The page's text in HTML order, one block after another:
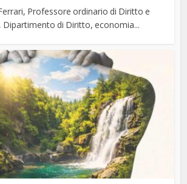
Professore ordinario di Diritto e
Dipartimento di Diritto, economia...